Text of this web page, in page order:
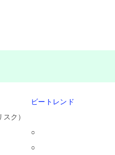
ビートレンド
ク）
○
○